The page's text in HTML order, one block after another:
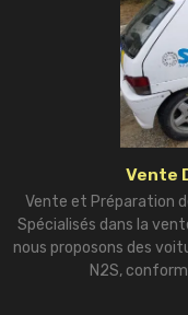
Vente
Vente et Préparation
Spécialisés dans la
nous proposons des
N2S,